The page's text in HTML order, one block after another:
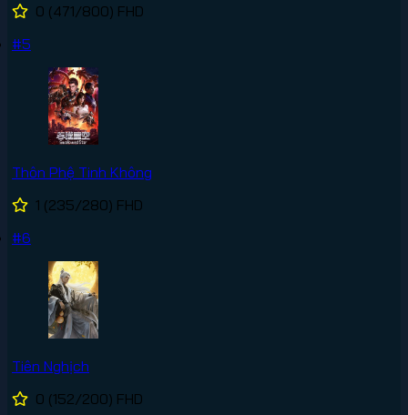
0 (471/800) FHD
#5
Thôn Phệ Tinh Không
1 (235/280) FHD
#6
Tiên Nghịch
0 (152/200) FHD